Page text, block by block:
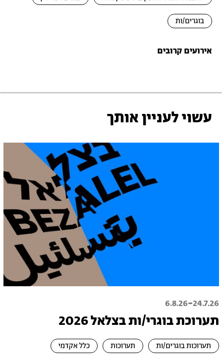
בוגרים/ות
אירועים קרובים
עשוי לעניין אותך
24.7.26
-
6.8.26
תערוכת בוגרי/ות בצלאל 2026
תערוכות בוגרים/ות תערוכות כלל אקדמי